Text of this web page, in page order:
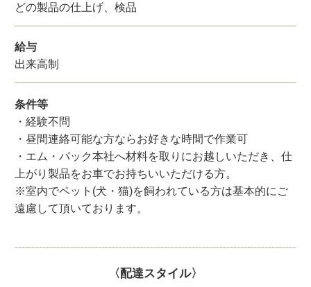
どの製品の仕上げ、検品
給与
出来高制
条件等
・経験不問
・昼間連絡可能な方ならお好きな時間で作業可
・エム・パック本社へ材料を取りにお越しいただき、仕
上がり製品をお車でお持ちいいただける方。
※室内でペット(犬・猫)を飼われている方は基本的にご
遠慮して頂いております。
〈配達スタイル〉